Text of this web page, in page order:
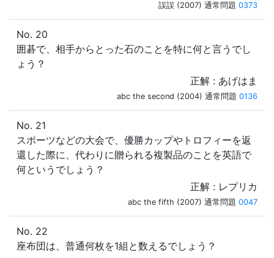
誤誤 (2007) 通常問題 0373
No. 20
囲碁で、相手からとった石のことを特に何と言うでし
ょう？
正解 : あげはま
abc the second (2004) 通常問題 0136
No. 21
スポーツなどの大会で、優勝カップやトロフィーを返
還した際に、代わりに贈られる複製品のことを英語で
何というでしょう？
正解 : レプリカ
abc the fifth (2007) 通常問題 0047
No. 22
座布団は、普通何枚を1組と数えるでしょう？